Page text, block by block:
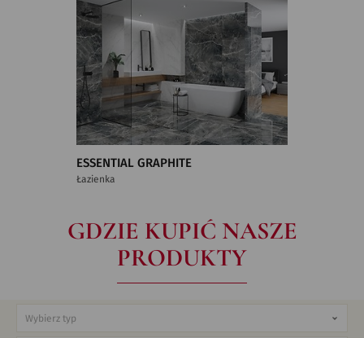
ESSENTIAL GRAPHITE
Łazienka
GDZIE KUPIĆ NASZE
PRODUKTY